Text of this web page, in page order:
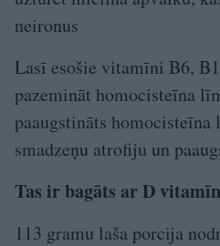
neironus
Lasī esošie vitamīni B6,
pazemināt homocisteīna
paaugstināts
smadzeņu atrofiju un
Tas ir bagāts ar D
113 gramu laša porcija